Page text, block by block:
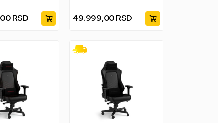
RSD 49.999,00RSD